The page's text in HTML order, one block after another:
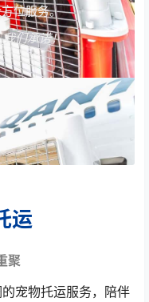
位服务。
们承诺！
运
聚
宠物托运服务，陪伴